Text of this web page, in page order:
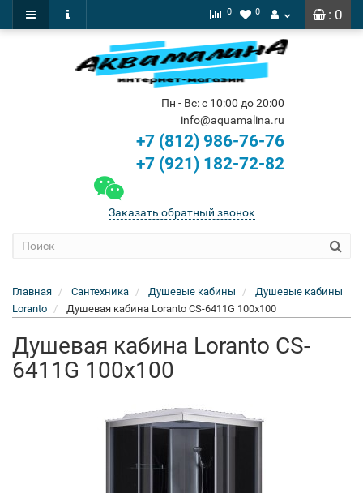
: 0
0 0
Пн - Вс: с 10:00 до 20:00
info@aquamalina.ru
+7 (812) 986-76-76
+7 (921) 182-72-82
Заказать обратный звонок
Главная Сантехника Душевые кабины
Душевые кабины
Loranto
Душевая кабина Loranto CS-6411G 100x100
Душевая кабина Loranto CS-
6411G 100x100